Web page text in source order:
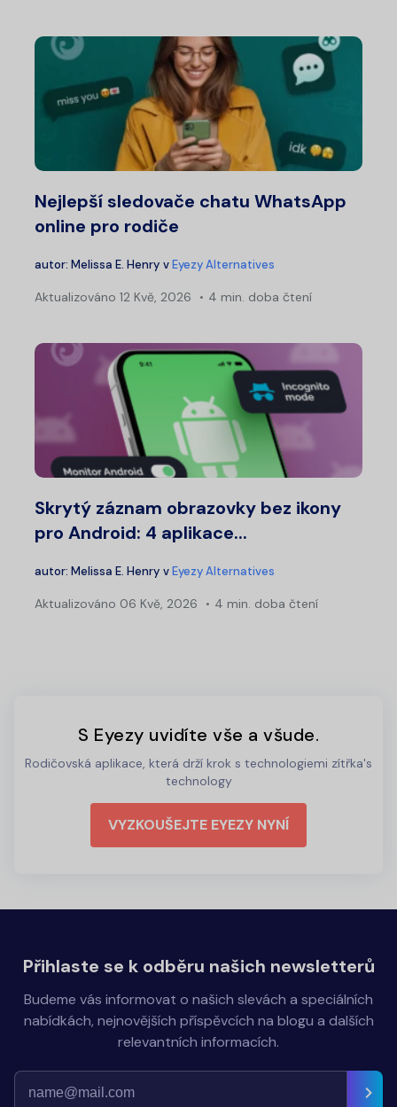
Nejlepší sledovače chatu WhatsApp
online pro rodiče
autor: Melissa E. Henry vEyezy Alternatives
Aktualizováno 12 Kvě, 2026 4 min. doba čtení
Skrytý záznam obrazovky bez ikony
pro Android: 4 aplikace...
autor: Melissa E. Henry vEyezy Alternatives
Aktualizováno 06 Kvě, 2026 4 min. doba čtení
S Eyezy uvidíte vše a všude.
Rodičovská aplikace, která drží krok s technologiemi zítřka's
technology
VYZKOUŠEJTE EYEZY NYNÍ
Přihlaste se k odběru našich newsletterů
Budeme vás informovat o našich slevách a speciálních
nabídkách, nejnovějších příspěvcích na blogu a dalších
relevantních informacích.